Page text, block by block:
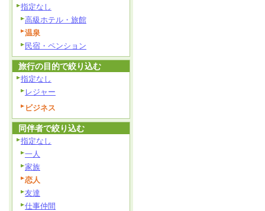
指定なし
高級ホテル・旅館
温泉
民宿・ペンション
旅行の目的で絞り込む
指定なし
レジャー
ビジネス
同伴者で絞り込む
指定なし
一人
家族
恋人
友達
仕事仲間